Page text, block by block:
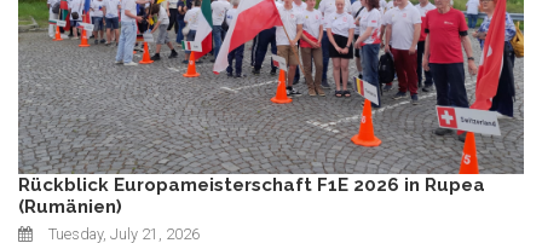
Rückblick Europameisterschaft F1E 2026 in Rupea
(Rumänien)
Tuesday, July 21, 2026